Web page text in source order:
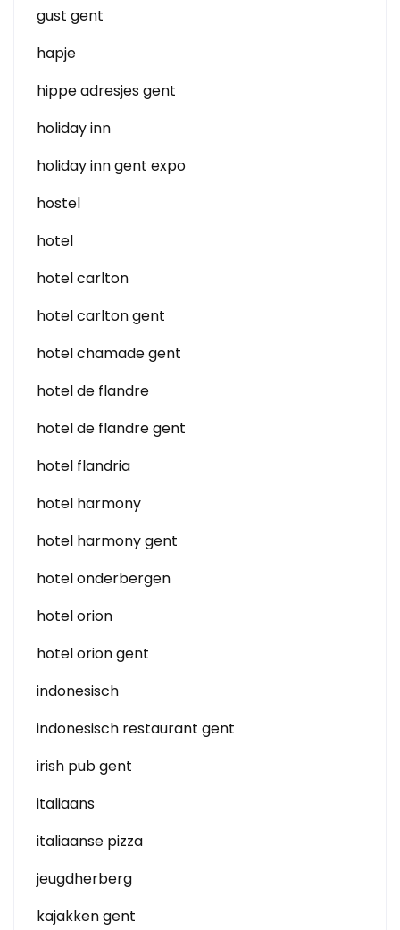
gust gent
hapje
hippe adresjes gent
holiday inn
holiday inn gent expo
hostel
hotel
hotel carlton
hotel carlton gent
hotel chamade gent
hotel de flandre
hotel de flandre gent
hotel flandria
hotel harmony
hotel harmony gent
hotel onderbergen
hotel orion
hotel orion gent
indonesisch
indonesisch restaurant gent
irish pub gent
italiaans
italiaanse pizza
jeugdherberg
kajakken gent